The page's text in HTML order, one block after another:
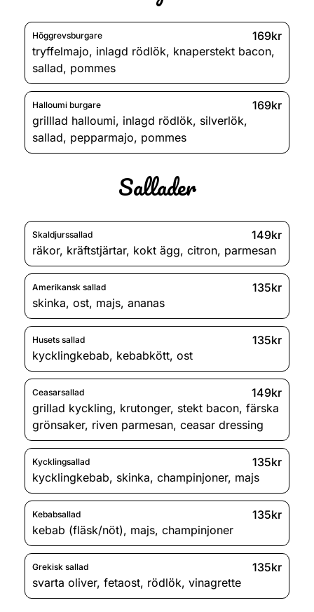
Höggrevsburgare
169kr
tryffelmajo, inlagd rödlök, knaperstekt bacon,
sallad, pommes
Halloumi burgare
169kr
grilllad halloumi, inlagd rödlök, silverlök,
sallad, pepparmajo, pommes
Sallader
Skaldjurssallad
149kr
räkor, kräftstjärtar, kokt ägg, citron, parmesan
Amerikansk sallad
135kr
skinka, ost, majs, ananas
Husets sallad
135kr
kycklingkebab, kebabkött, ost
Ceasarsallad
149kr
grillad kyckling, krutonger, stekt bacon, färska
grönsaker, riven parmesan, ceasar dressing
Kycklingsallad
135kr
kycklingkebab, skinka, champinjoner, majs
Kebabsallad
135kr
kebab (fläsk/nöt), majs, champinjoner
Grekisk sallad
135kr
svarta oliver, fetaost, rödlök, vinagrette